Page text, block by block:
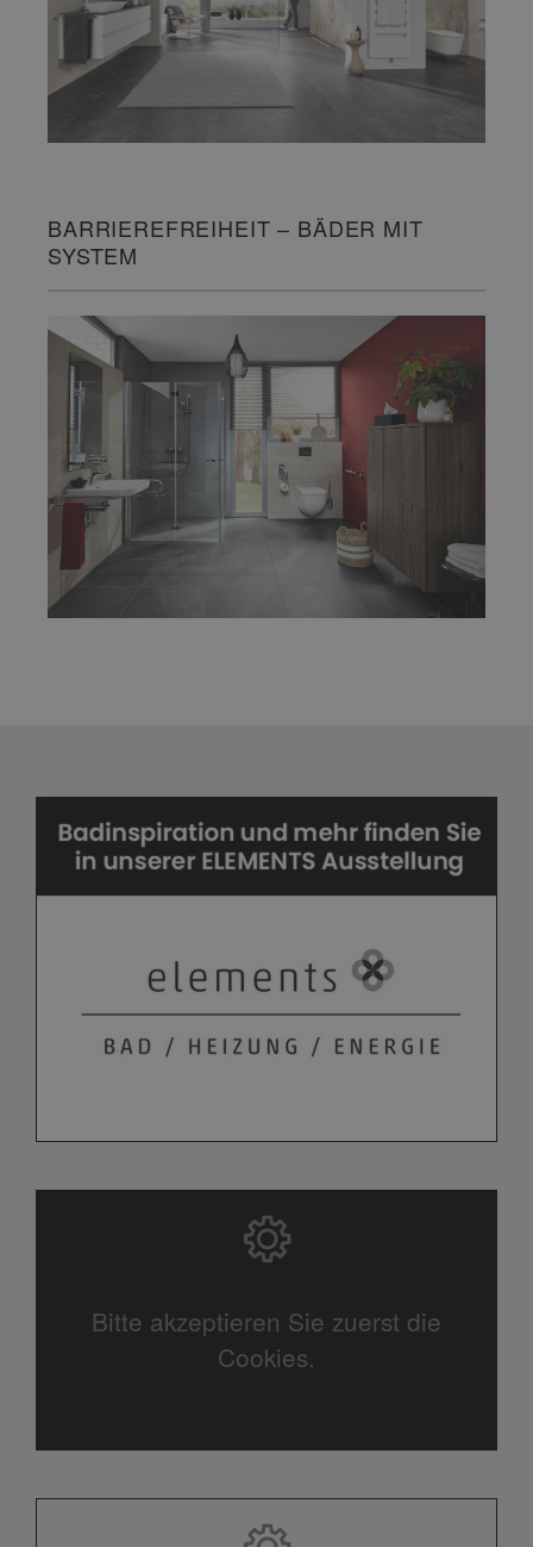
BARRIEREFREIHEIT – BÄDER MIT
SYSTEM
Bitte akzeptieren Sie zuerst die
Cookies.